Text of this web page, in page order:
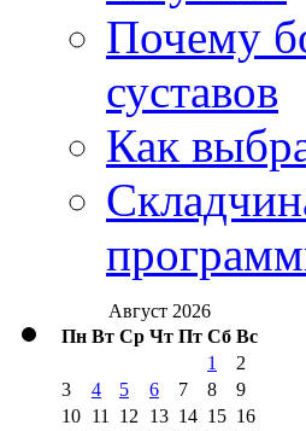
Почему
суставов
Как
Август 2026
Пн Вт Ср Чт Пт Сб Вс
1
2
3
4 5 6 7 8
9
10 11 12 13 14 15 16